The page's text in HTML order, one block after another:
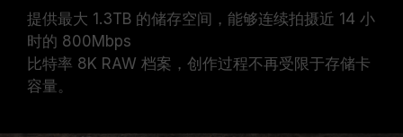
提供最大 1.3TB 的储存空间，能够连续拍摄近 14 小
时的 800Mbps
比特率 8K RAW 档案，创作过程不再受限于存储卡
容量。